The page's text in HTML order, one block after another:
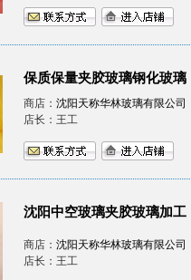
保质保量夹胶玻璃钢化玻璃
商店： 沈阳天称华林玻璃有限公司
店长：王工
沈阳中空玻璃夹胶玻璃加工
商店： 沈阳天称华林玻璃有限公司
店长：王工